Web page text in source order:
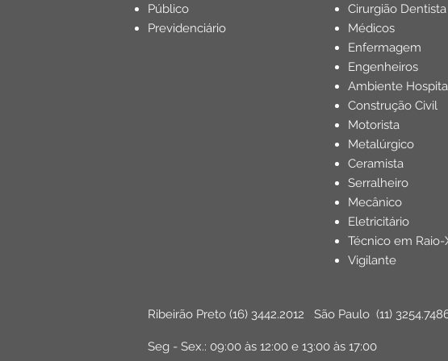
Profissões da Saúde Institucional
Aposentadoria do Servidor Público
Reforma da previdência
Público
Previdenciário
Cirurgião Dentista
Médicos
Enfermagem
Engenheiros
Ambiente
Construção Civil
Motorista
Metalúrgico
Ceramista
Serralheiro
Mecânico
Eletricitário
Técnico em Raio-
Vigilante
Ribeirão Preto (16) 3442.2012 São Paulo (11)
Seg - Sex.: 09:00 às 12:00 e 13:00 às 17:00